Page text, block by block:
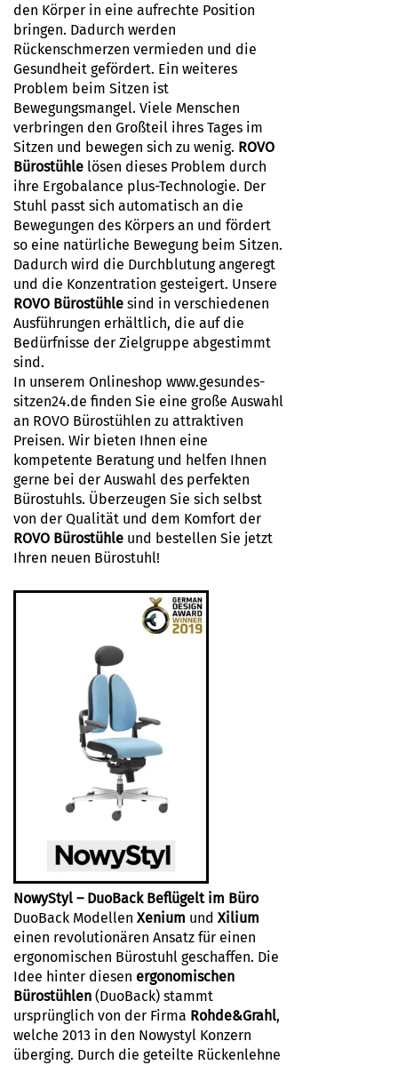
den Körper in eine aufrechte Position
bringen. Dadurch werden
Rückenschmerzen vermieden und die
Gesundheit gefördert. Ein weiteres
Problem beim Sitzen ist
Bewegungsmangel. Viele Menschen
verbringen den Großteil ihres Tages im
Sitzen und bewegen sich zu wenig. ROVO
Bürostühle lösen dieses Problem durch
ihre Ergobalance plus-Technologie. Der
Stuhl passt sich automatisch an die
Bewegungen des Körpers an und fördert
so eine natürliche Bewegung beim Sitzen.
Dadurch wird die Durchblutung angeregt
und die Konzentration gesteigert. Unsere
ROVO Bürostühle sind in verschiedenen
Ausführungen erhältlich, die auf die
Bedürfnisse der Zielgruppe abgestimmt
sind.
In unserem Onlineshop www.gesundes-
sitzen24.de finden Sie eine große Auswahl
an ROVO Bürostühlen zu attraktiven
Preisen. Wir bieten Ihnen eine
kompetente Beratung und helfen Ihnen
gerne bei der Auswahl des perfekten
Bürostuhls. Überzeugen Sie sich selbst
von der Qualität und dem Komfort der
ROVO Bürostühle und bestellen Sie jetzt
Ihren neuen Bürostuhl!
NowyStyl – DuoBack Beflügelt im Büro
DuoBack Modellen Xenium und Xilium
einen revolutionären Ansatz für einen
ergonomischen Bürostuhl geschaffen. Die
Idee hinter diesen ergonomischen
Bürostühlen (DuoBack) stammt
ursprünglich von der Firma Rohde&Grahl,
welche 2013 in den Nowystyl Konzern
überging. Durch die geteilte Rückenlehne